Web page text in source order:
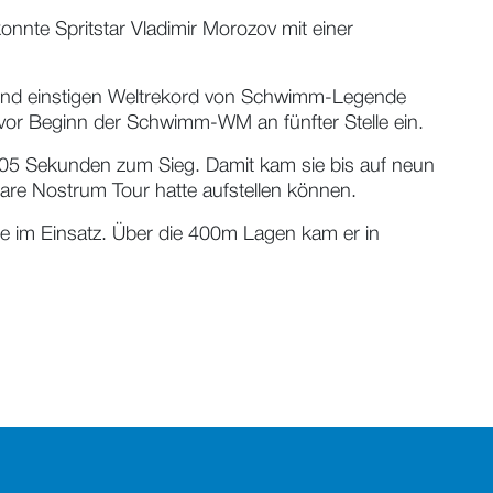
Spritstar Vladimir Morozov mit einer
einstigen Weltrekord von Schwimm-Legende
Beginn der Schwimm-WM an fünfter Stelle ein.
Sekunden zum Sieg. Damit kam sie bis auf neun
Nostrum Tour hatte aufstellen können.
im Einsatz. Über die 400m Lagen kam er in